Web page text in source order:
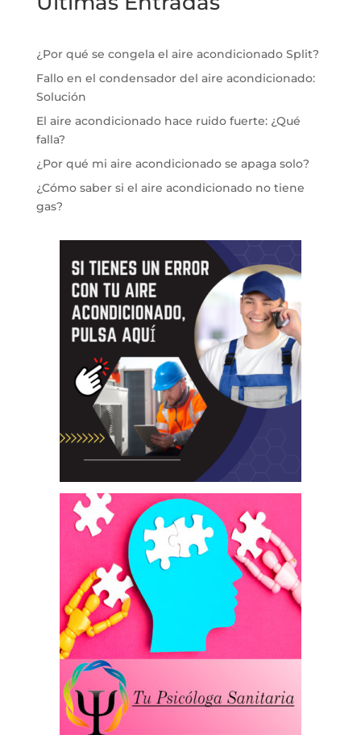
¿Por qué se congela el aire acondicionado Split?
Fallo en el condensador del aire acondicionado:
Solución
El aire acondicionado hace ruido fuerte: ¿Qué
falla?
¿Por qué mi aire acondicionado se apaga solo?
¿Cómo saber si el aire acondicionado no tiene
gas?